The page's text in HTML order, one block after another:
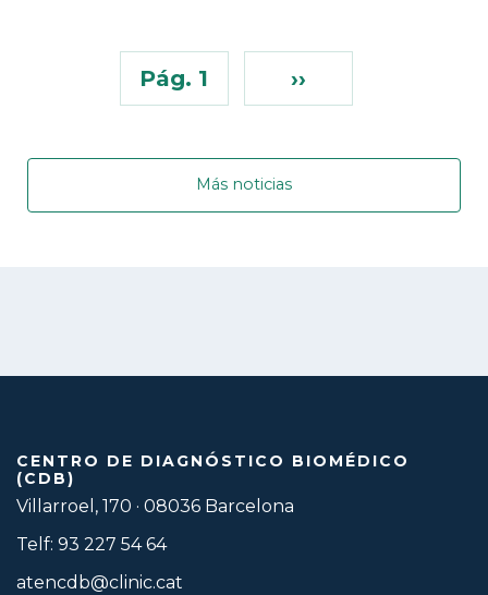
Pág. 1 ››
Más noticias
CENTRO DE DIAGNÓSTICO BIOMÉDICO
(CDB)
Villarroel, 170 · 08036 Barcelona
Telf: 93 227 54 64
atencdb@clinic.cat